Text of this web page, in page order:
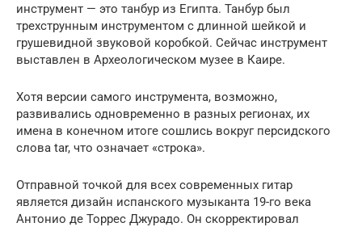
инструмент — это танбур из Египта. Танбур был
трехструнным инструментом с длинной шейкой и
грушевидной звуковой коробкой. Сейчас инструмент
выставлен в Археологическом музее в Каире.
Хотя версии самого инструмента, возможно,
развивались одновременно в разных регионах, их
имена в конечном итоге сошлись вокруг персидского
слова tar, что означает «строка».
Отправной точкой для всех современных гитар
является дизайн испанского музыканта 19-го века
Антонио де Торрес Джурадо. Он скорректировал